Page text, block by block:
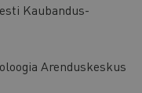
Kaubandus-
Arenduskeskus